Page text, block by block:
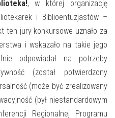
, w której organizację
i Biblioentuzjastów –
ten jury konkursowe uznało za
i wskazało na takie jego
odpowiadał na potrzeby
(został potwierdzony
(może być zrealizowany
(był niestandardowym
Regionalnej Programu